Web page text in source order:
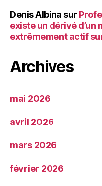
Denis Albina sur
existe un dérivé
extrêmement actif
Archives
mai 2026
avril 2026
mars 2026
février 2026